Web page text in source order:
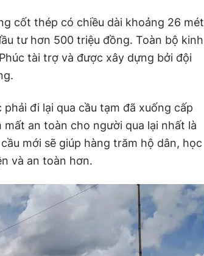
cốt thép có chiều dài khoảng 26 mét
tư hơn 500 triệu đồng. Toàn bộ kinh
tài trợ và được xây dựng bởi đội
đi lại qua cầu tạm đã xuống cấp
an toàn cho người qua lại nhất là
mới sẽ giúp hàng trăm hộ dân, học
và an toàn hơn.